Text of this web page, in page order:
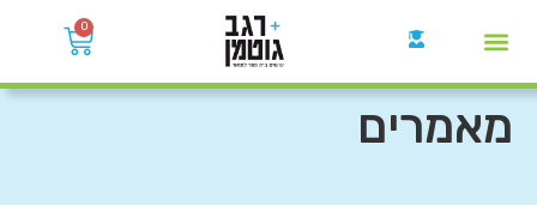
0
מאמרים